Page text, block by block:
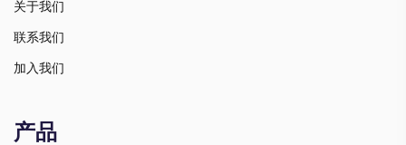
关于我们
联系我们
加入我们
产品